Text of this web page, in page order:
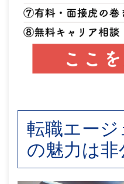
転職エー
の魅力は非